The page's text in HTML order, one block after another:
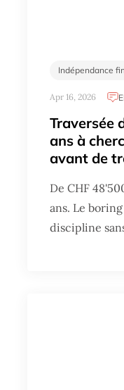
Indépendance
Apr 16, 2026
Traversée
ans à
avant de
De CHF
ans. Le
discipline